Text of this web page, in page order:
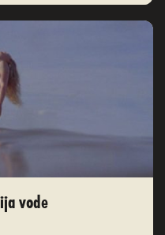
međunarodnog
donosi
vode